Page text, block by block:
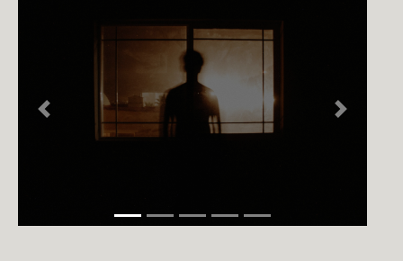
NOTÍCIAS
Previous Next